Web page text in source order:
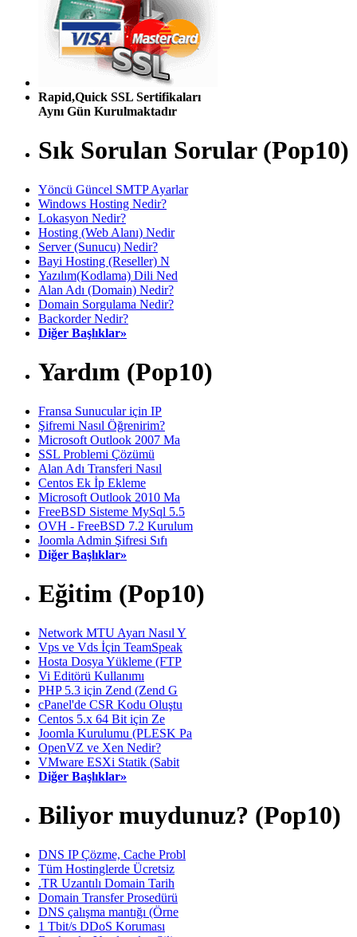
Rapid,Quick SSL Sertifikaları
Aynı Gün Kurulmaktadır
Sık Sorulan Sorular (Pop10)
Yöncü Güncel SMTP Ayarlar
Windows Hosting Nedir?
Lokasyon Nedir?
Hosting (Web Alanı) Nedir
Server (Sunucu) Nedir?
Bayi Hosting (Reseller) N
Yazılım(Kodlama) Dili Ned
Alan Adı (Domain) Nedir?
Domain Sorgulama Nedir?
Backorder Nedir?
Diğer Başlıklar»
Yardım (Pop10)
Fransa Sunucular için IP
Şifremi Nasıl Öğrenirim?
Microsoft Outlook 2007 Ma
SSL Problemi Çözümü
Alan Adı Transferi Nasıl
Centos Ek İp Ekleme
Microsoft Outlook 2010 Ma
FreeBSD Sisteme MySql 5.5
OVH - FreeBSD 7.2 Kurulum
Joomla Admin Şifresi Sıfı
Diğer Başlıklar»
Eğitim (Pop10)
Network MTU Ayarı Nasıl Y
Vps ve Vds İçin TeamSpeak
Hosta Dosya Yükleme (FTP
Vi Editörü Kullanımı
PHP 5.3 için Zend (Zend G
cPanel'de CSR Kodu Oluştu
Centos 5.x 64 Bit için Ze
Joomla Kurulumu (PLESK Pa
OpenVZ ve Xen Nedir?
VMware ESXi Statik (Sabit
Diğer Başlıklar»
Biliyor muydunuz? (Pop10)
DNS IP Çözme, Cache Probl
Tüm Hostinglerde Ücretsiz
.TR Uzantılı Domain Tarih
Domain Transfer Prosedürü
DNS çalışma mantığı (Örne
1 Tbit/s DDoS Koruması